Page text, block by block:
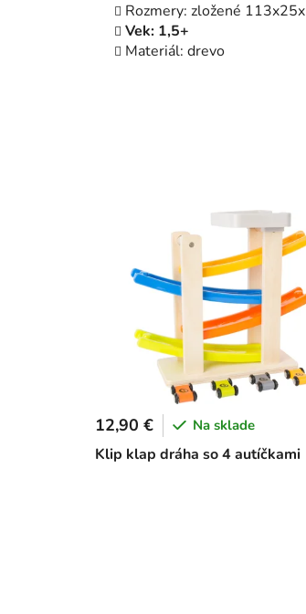
Rozmery: zložené
Vek: 1,5+
Materiál: drevo
Klip klap dráha so 4 autíčkami
12,90 € Na sklade